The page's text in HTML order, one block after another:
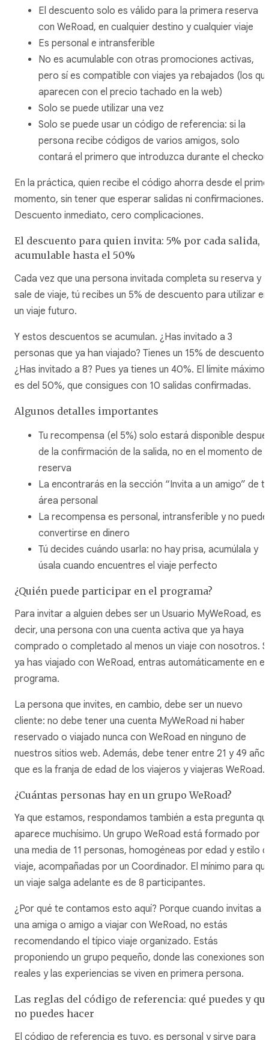
El descuento solo es válido para la primera reserva
con WeRoad, en cualquier destino y cualquier viaje
Es personal e intransferible
No es acumulable con otras promociones activas,
pero sí es compatible con viajes ya rebajados (los
aparecen con el precio tachado en la web)
Solo se puede utilizar una vez
Solo se puede usar un código de referencia: si la
persona recibe códigos de varios amigos, solo
contará el primero que introduzca durante el
En la práctica, quien recibe el código ahorra desde el
momento, sin tener que esperar salidas ni confirmaciones.
Descuento inmediato, cero complicaciones.
El descuento para quien invita: 5% por cada salida,
acumulable hasta el 50%
Cada vez que una persona invitada completa su reserva y
sale de viaje, tú recibes un 5% de descuento para utilizar en
un viaje futuro.
Y estos descuentos se acumulan. ¿Has invitado a 3
personas que ya han viajado? Tienes un 15% de descuento.
¿Has invitado a 8? Pues ya tienes un 40%. El límite máximo
es del 50%, que consigues con 10 salidas confirmadas.
Algunos detalles importantes
Tu recompensa (el 5%) solo estará disponible
de la confirmación de la salida, no en el momento de
reserva
La encontrarás en la sección “Invita a un amigo” de tu
área personal
La recompensa es personal, intransferible y no puede
convertirse en dinero
Tú decides cuándo usarla: no hay prisa, acumúlala y
úsala cuando encuentres el viaje perfecto
¿Quién puede participar en el programa?
Para invitar a alguien debes ser un Usuario MyWeRoad, es
decir, una persona con una cuenta activa que ya haya
comprado o completado al menos un viaje con nosotros. Si
ya has viajado con WeRoad, entras automáticamente en el
programa.
La persona que invites, en cambio, debe ser un nuevo
cliente: no debe tener una cuenta MyWeRoad ni haber
reservado o viajado nunca con WeRoad en ninguno de
nuestros sitios web. Además, debe tener entre 21 y 49
que es la franja de edad de los viajeros y viajeras WeRoad.
¿Cuántas personas hay en un grupo WeRoad?
Ya que estamos, respondamos también a esta pregunta
aparece muchísimo. Un grupo WeRoad está formado por
una media de 11 personas, homogéneas por edad y estilo
viaje, acompañadas por un Coordinador. El mínimo para
un viaje salga adelante es de 8 participantes.
¿Por qué te contamos esto aquí? Porque cuando invitas a
una amiga o amigo a viajar con WeRoad, no estás
recomendando el típico viaje organizado. Estás
proponiendo un grupo pequeño, donde las conexiones son
reales y las experiencias se viven en primera persona.
Las reglas del código de referencia: qué puedes y
no puedes hacer
El código de referencia es tuyo, es personal y sirve para